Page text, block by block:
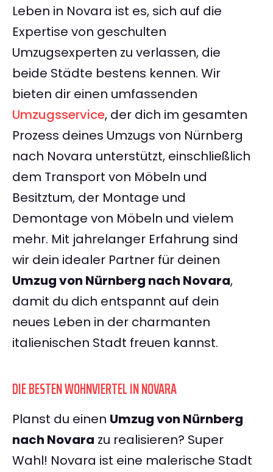
Leben in Novara ist es, sich auf die
Expertise von geschulten
Umzugsexperten zu verlassen, die
beide Städte bestens kennen. Wir
bieten dir einen umfassenden
Umzugsservice, der dich im gesamten
Prozess deines Umzugs von Nürnberg
nach Novara unterstützt, einschließlich
dem Transport von Möbeln und
Besitztum, der Montage und
Demontage von Möbeln und vielem
mehr. Mit jahrelanger Erfahrung sind
wir dein idealer Partner für deinen
Umzug von Nürnberg nach Novara,
damit du dich entspannt auf dein
neues Leben in der charmanten
italienischen Stadt freuen kannst.
DIE BESTEN WOHNVIERTEL IN NOVARA
Planst du einen Umzug von Nürnberg
nach Novara zu realisieren? Super
Wahl! Novara ist eine malerische Stadt